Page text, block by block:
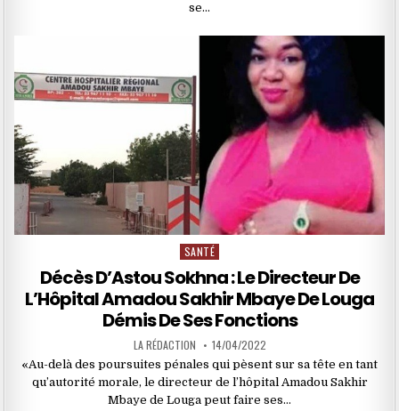
se…
Posted
in
SANTÉ
Décès D’Astou Sokhna : Le Directeur De
L’Hôpital Amadou Sakhir Mbaye De Louga
Démis De Ses Fonctions
LA RÉDACTION 14/04/2022
«Au-delà des poursuites pénales qui pèsent sur sa tête en tant
qu’autorité morale, le directeur de l’hôpital Amadou Sakhir
Mbaye de Louga peut faire ses…